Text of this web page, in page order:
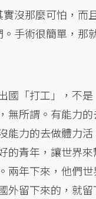
沒那麼可怕，而
手術很簡單，那
國「打工」，不
無所謂。有能力
能力的去做體力
的青年，讓世界
兩年下來，他們
外留下來的，就